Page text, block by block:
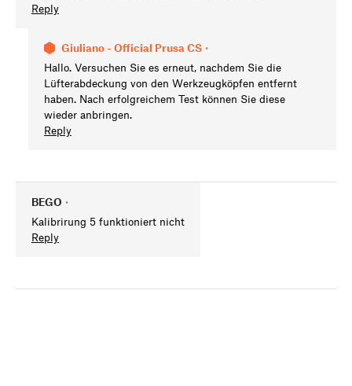
Reply
Giuliano - Official Prusa CS •
Hallo. Versuchen Sie es erneut, nachdem Sie die
Lüfterabdeckung von den Werkzeugköpfen entfernt
haben. Nach erfolgreichem Test können Sie diese
wieder anbringen.
Reply
BEGO •
Kalibrirung 5 funktioniert nicht
Reply